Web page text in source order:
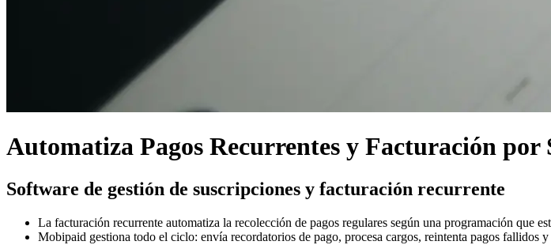
Automatiza Pagos Recurrentes y Facturación por
Software de gestión de suscripciones y facturación recurrente
La facturación recurrente automatiza la recolección de pagos regulares según una programación que
Mobipaid gestiona todo el ciclo: envía recordatorios de pago, procesa cargos, reintenta pagos fallidos